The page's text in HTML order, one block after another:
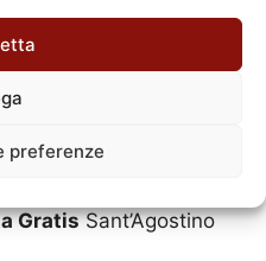
preferenze
GratisSant’Agostino